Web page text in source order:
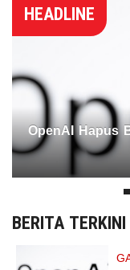
HEADLINE
OpenAI Hapus
BERITA TERKINI